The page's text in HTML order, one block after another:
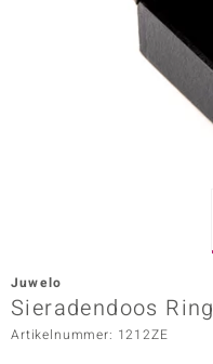
Vogue
Juwelo
Sieradendoos Ring
Artikelnummer: 1212ZE